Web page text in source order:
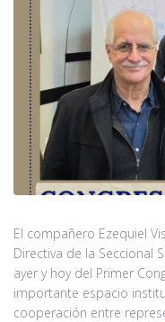
El compañero Ezequiel
Directiva de la Seccional
ayer y hoy del Primer
importante espacio
cooperación entre